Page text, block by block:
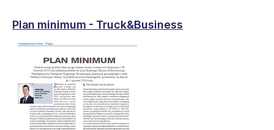
Plan minimum - Truck&Business